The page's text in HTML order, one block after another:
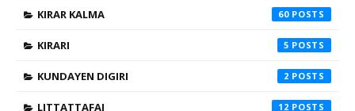
KIRAR KALMA 60
KIRARI 5
KUNDAYEN DIGIRI 2
LITTATTAFAI 12